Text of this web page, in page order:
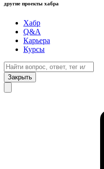
другие проекты хабра
Хабр
Q&A
Карьера
Курсы
Закрыть